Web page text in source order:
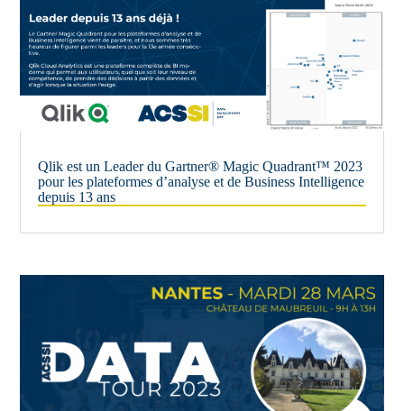
Qlik est un Leader du Gartner® Magic Quadrant™ 2023
pour les plateformes d’analyse et de Business Intelligence
depuis 13 ans